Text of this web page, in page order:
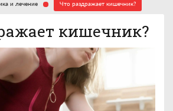
и лечение Что раздражает кишечник?
кишечник?